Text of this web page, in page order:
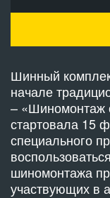
Шинный
начале
– «Шиномонтаж
стартовала 15
специального
шиномонтажа
участвующих в